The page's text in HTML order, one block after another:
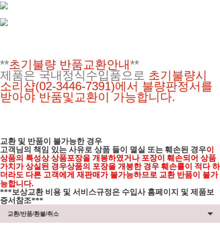
**초기불량 반품교환안내**
제품은 국내정식수입품으로 초기불량시
소리샵(02-3446-7391)에서 불량판정서를
받아야 반품및교환이 가능합니다.
교환 및 반품이 불가능한 경우
고객님의 책임 있는 사유로 상품 들이 멸실 또는 훼손된 경우이
상품의 특성상 상품포장을 개봉하였거나 포장이 훼손되어 상품
가치가 상실된 경우상품의 포장을 개봉한 경우 훼손률이 적다 하
더라도 다른 고객에게 재판매가 불가능하므로 교환 반품이 불가
능합니다.
***보상교환 비용 및 서비스규정은 수입사 홈페이지 및 제품보
증서참조***
교환/반품/환불/취소